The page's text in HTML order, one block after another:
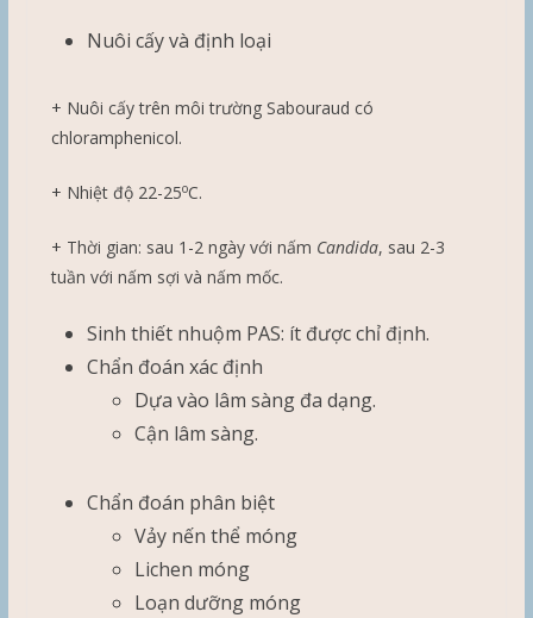
Nuôi cấy và định loại
+ Nuôi cấy trên môi trường Sabouraud có
chloramphenicol.
+ Nhiệt độ 22-25oC.
+ Thời gian: sau 1-2 ngày với nấm Candida, sau 2-3
tuần với nấm sợi và nấm mốc.
Sinh thiết nhuộm PAS: ít được chỉ định.
Chẩn đoán xác định
Dựa vào lâm sàng đa dạng.
Cận lâm sàng.
Chẩn đoán phân biệt
Vảy nến thể móng
Lichen móng
Loạn dưỡng móng